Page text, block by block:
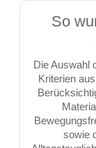
So
Die Auswahl
Kriterien
sowie